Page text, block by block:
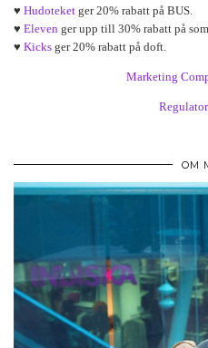
♥ Hudoteket ger 20% rabatt på BUS.
♥ Eleven ger upp till 30% rabatt på
♥ Kicks ger 20% rabatt på doft.
Marketing
OM